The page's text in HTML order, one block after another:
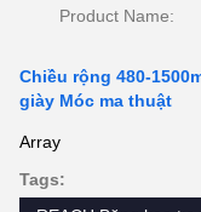
Product Name:
Chiều rộng 480-
giày Móc ma thuật
Array
Tags: